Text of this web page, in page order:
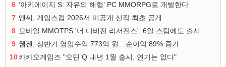
6 ‘아키에이지 S: 자유의 해협’ PC MMORPG로 개발한다
7 엔씨, 게임스컴 2026서 미공개 신작 최초 공개
8 모바일 MMOTPS '더 디비전 리서전스', 6일 스팀에도 출시
9 웹젠, 상반기 영업수익 773억 원…순이익 89% 증가
10카카오게임즈 "오딘 Q 내년 1월 출시, 연기는 없다"